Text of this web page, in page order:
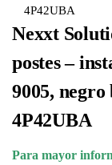
4P42UBA
Nexxt
postes –
9005,
4P42UBA
Para mayor